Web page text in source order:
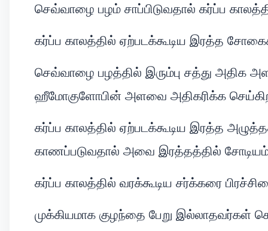
செவ்வாழை பழம் சாப்பிடுவதால் கர்ப்ப
கர்ப்ப காலத்தில் ஏற்படக்கூடிய இரத்த
செவ்வாழை பழத்தில் இரும்பு சத்து அதிக
ஹீமோகுளோபின் அளவை அதிகரிக்க
கர்ப்ப காலத்தில் ஏற்படக்கூடிய இரத்த
காணப்படுவதால் அவை இரத்தத்தில்
கர்ப்ப காலத்தில் வரக்கூடிய சர்க்கரை
முக்கியமாக குழந்தை பேறு இல்லாதவர்கள்